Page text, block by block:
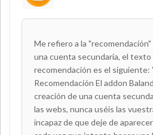
Me refiero a la
una cuenta secundaria, el
recomendación es el siguiente:
Recomendación El addon
creación de una cuenta
las webs, nunca uséis las
incapaz de que deje de